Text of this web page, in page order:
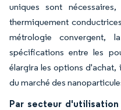
uniques sont
thermiquement
métrologie convergent,
spécifications entre les
élargira les options d'achat,
du marché des
Par secteur